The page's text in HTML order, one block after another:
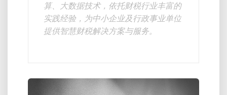
算、大数据技术，依托财税行业丰富的
实践经验，为中小企业及行政事业单位
提供智慧财税解决方案与服务。